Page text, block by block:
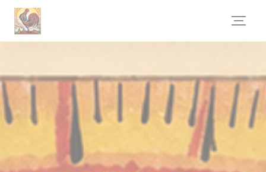
クッキー利用の管理について